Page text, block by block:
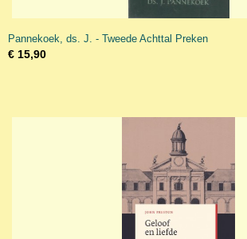
Pannekoek, ds. J. - Tweede Achttal Preken
€ 15,90